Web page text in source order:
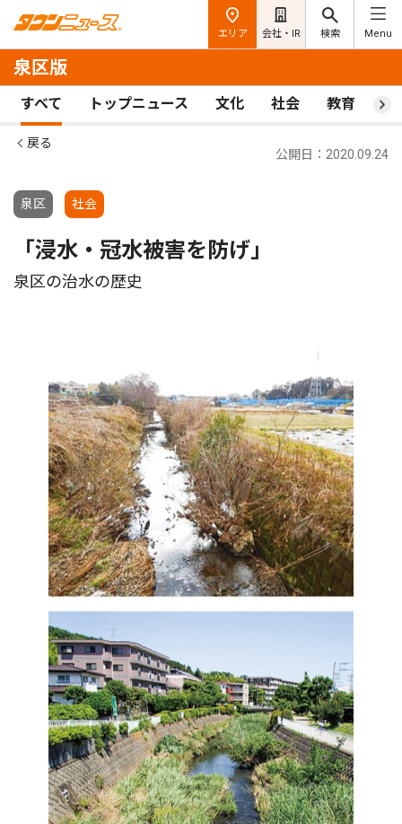
エリア 会社・IR 検索 Menu
泉区版
すべて トップニュース 文化 社会 教育 ス
戻る
泉区 社会
公開日：2020.09.24
「浸水・冠水被害を防げ」
泉区の治水の歴史